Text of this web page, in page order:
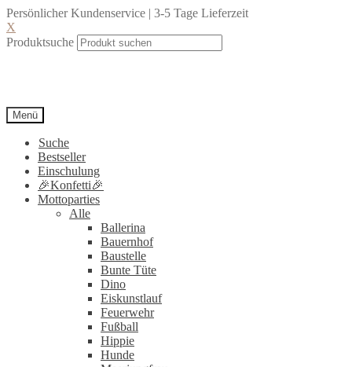
Persönlicher Kundenservice | 3-5 Tage Lieferzeit
X
Produktsuche
Menü
Suche
Bestseller
Einschulung
🎉Konfetti🎉
Mottoparties
Alle
Ballerina
Bauernhof
Baustelle
Bunte Tüte
Dino
Eiskunstlauf
Feuerwehr
Fußball
Hippie
Hunde